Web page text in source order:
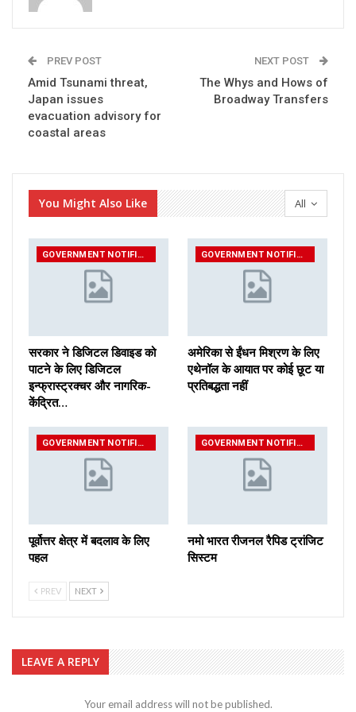
PREV POST
Amid Tsunami threat,
Japan issues
evacuation advisory for
coastal areas
NEXT POST
The Whys and Hows of
Broadway Transfers
All
You Might Also Like
GOVERNMENT NOTIFICATIONS
सरकार ने डिजिटल डिवाइड को
पाटने के लिए डिजिटल
इन्फ्रास्ट्रक्चर और नागरिक-
केंद्रित…
GOVERNMENT NOTIFICATIONS
अमेरिका से ईंधन मिश्रण के लिए
एथेनॉल के आयात पर कोई छूट या
प्रतिबद्धता नहीं
GOVERNMENT NOTIFICATIONS
पूर्वोत्तर क्षेत्र में बदलाव के लिए
पहल
GOVERNMENT NOTIFICATIONS
नमो भारत रीजनल रैपिड ट्रांजिट
सिस्टम
PREV NEXT
LEAVE A REPLY
Your email address will not be published.